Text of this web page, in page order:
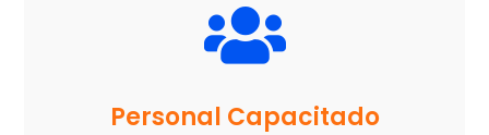

Personal Capacitado